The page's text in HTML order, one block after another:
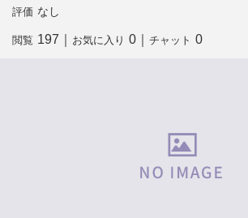
評価 なし
閲覧 197 お気に入り 0 チャット 0